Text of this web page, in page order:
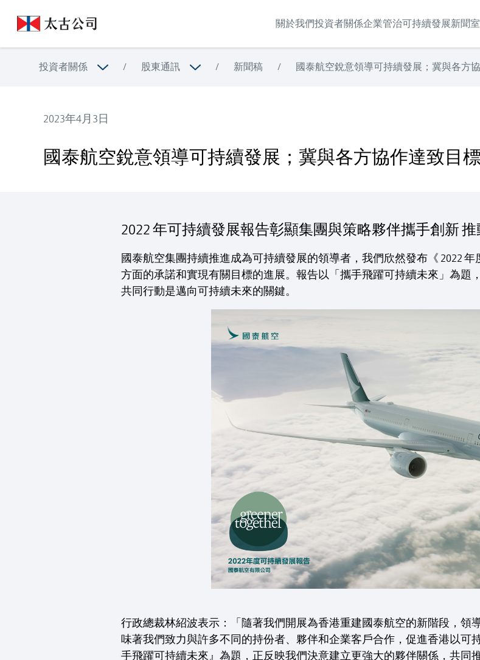
關於我們投資者關係企業管治可持續發展新聞室
投資者關係 / 股東通訊 / 新聞稿 / 國泰航空銳意領導可持續發展；冀與各方
2023年4月3日
國泰航空銳意領導可持續發展；冀與各方協作達致目標
2022 年可持續發展報告彰顯集團與策略夥伴攜手創新
國泰航空集團持續推進成為可持續發展的領導者，我們欣然發布《 2022
方面的承諾和實現有關目標的進展。報告以「攜手飛躍可持續未來」為題
共同行動是邁向可持續未來的關鍵。
行政總裁林紹波表示：「隨著我們開展為香港重建國泰航空的新階段，領
味著我們致力與許多不同的持份者、夥伴和企業客戶合作，促進香港以可
手飛躍可持續未來』為題，正反映我們決意建立更強大的夥伴關係，共同